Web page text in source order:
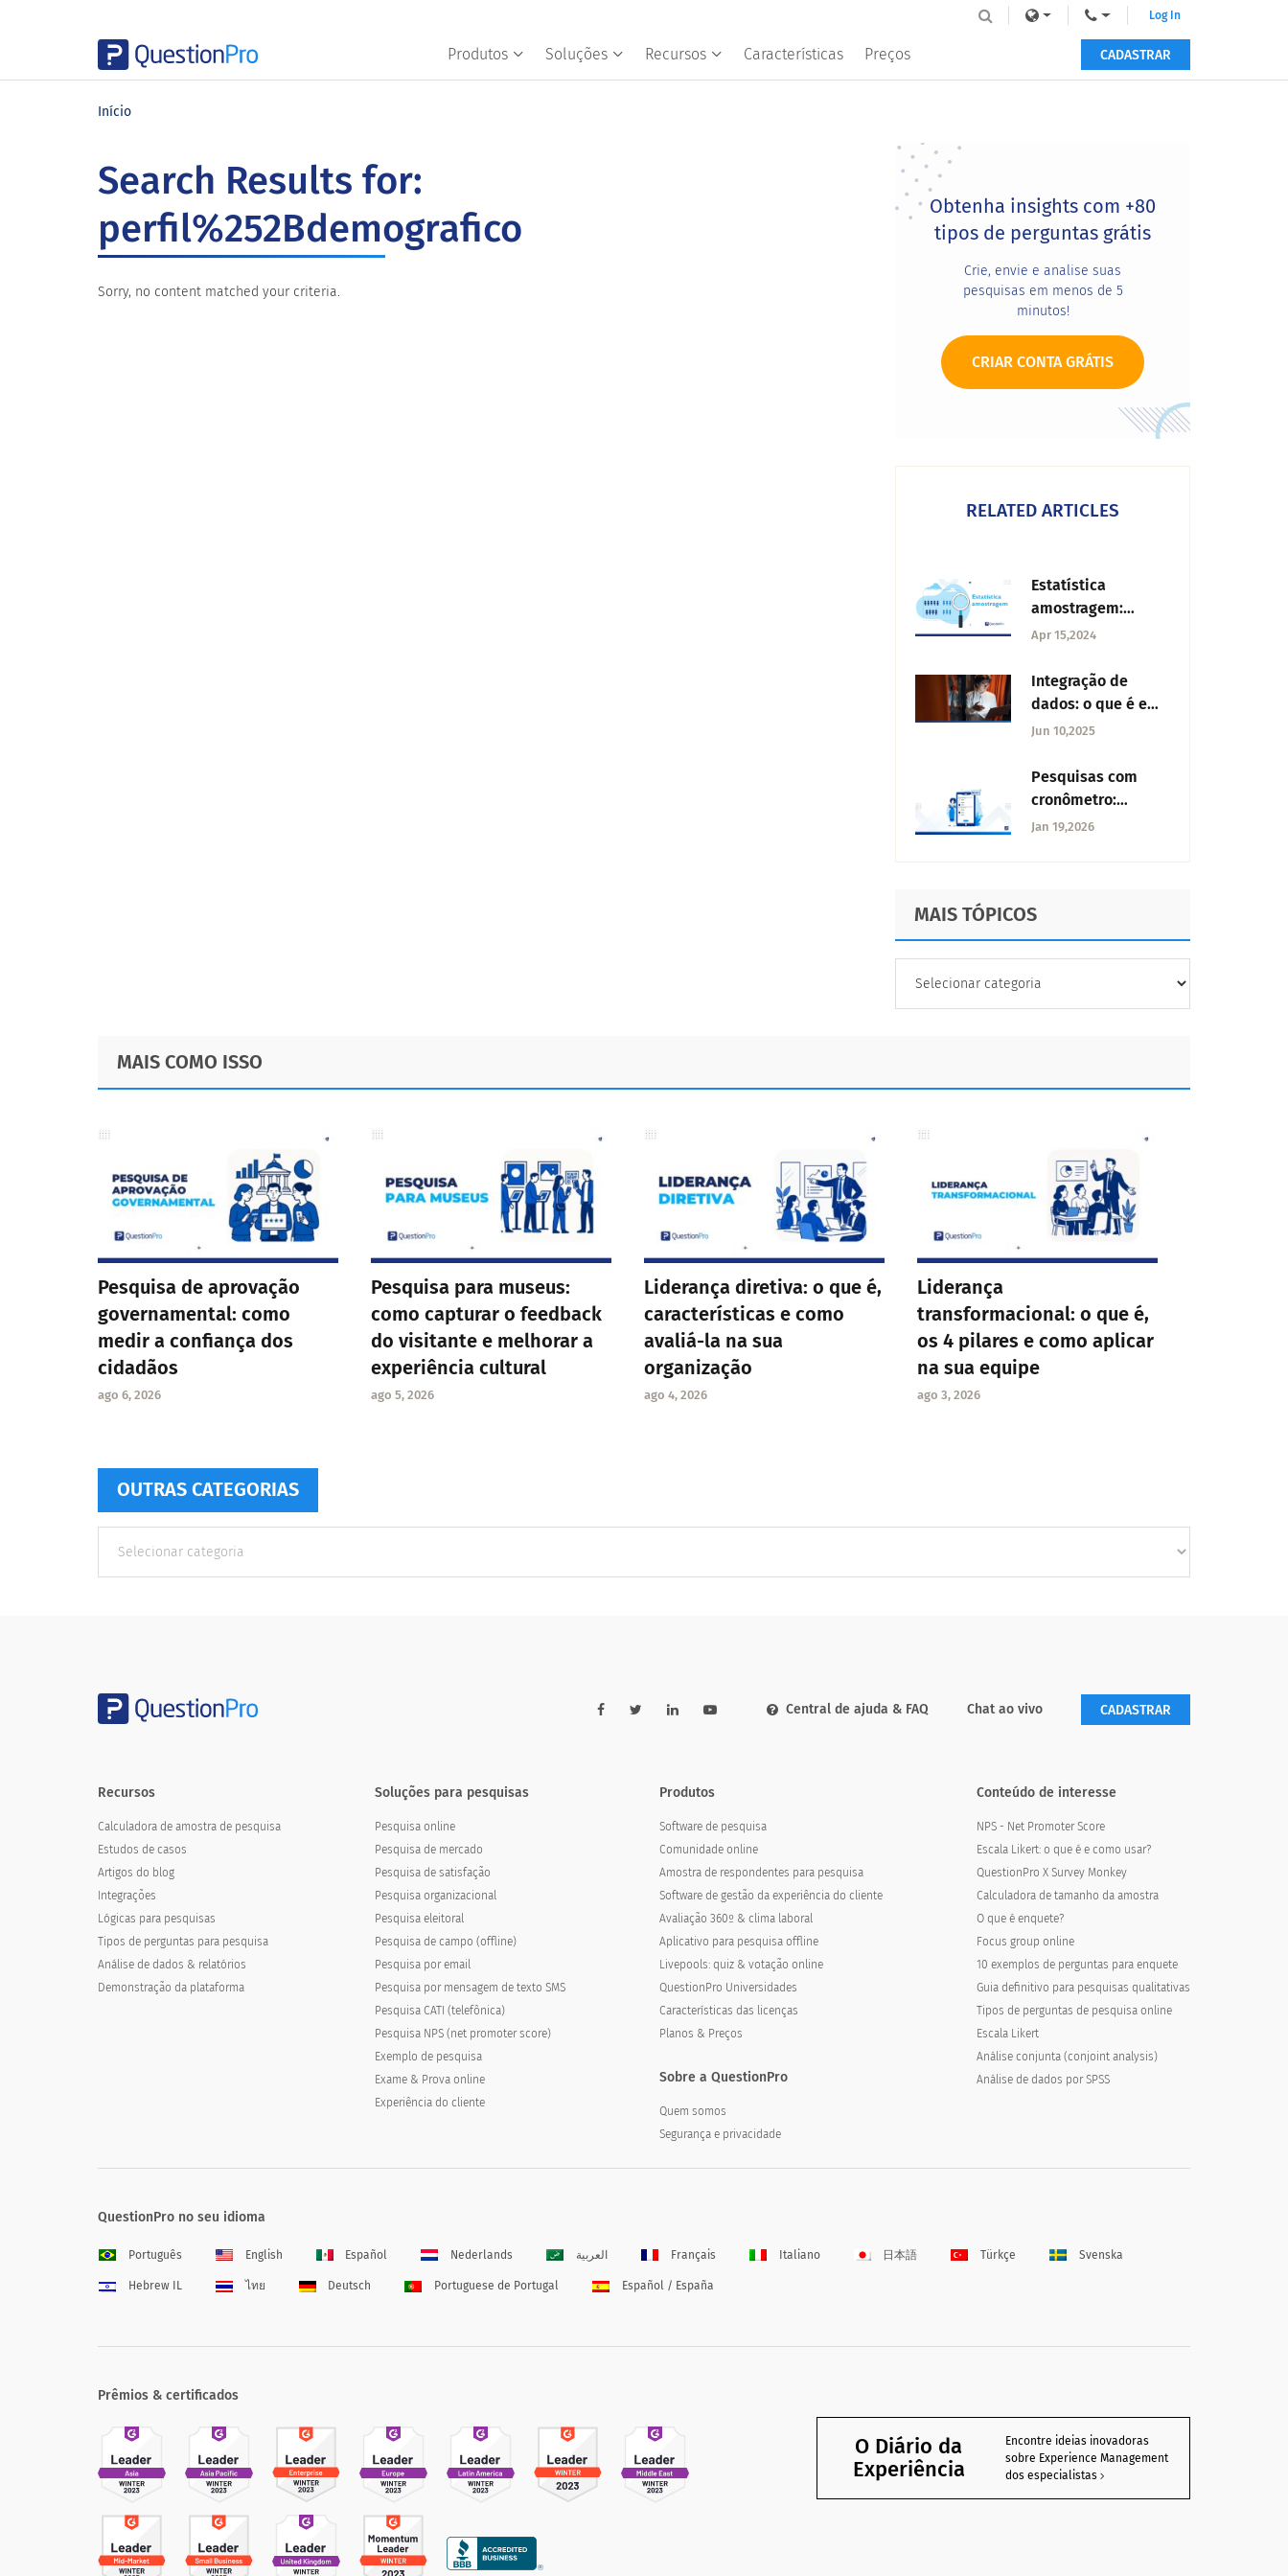
Produtos Soluções Recursos Características Preços
Log In
CADASTRAR
Início
Search Results for:
perfil%252Bdemografico
Sorry, no content matched your criteria.
Primary
Sidebar
Obtenha insights com +80
tipos de perguntas grátis
Crie, envie e analise suas
pesquisas em menos de 5
minutos!
CRIAR CONTA GRÁTIS
RELATED ARTICLES
Estatística
amostragem:
definição, fórmula
Apr 15,2024
Integração de
dados: o que é e
como funciona
Jun 10,2025
Pesquisas com
cronômetro:
quando utilizar?
Jan 19,2026
MAIS TÓPICOS
TÓPICOS
MAIS COMO ISSO
Pesquisa de aprovação
governamental: como
medir a confiança dos
cidadãos
ago 6, 2026
Pesquisa para museus:
como capturar o feedback
do visitante e melhorar a
experiência cultural
ago 5, 2026
Liderança diretiva: o que é,
características e como
avaliá-la na sua
organização
ago 4, 2026
Liderança
transformacional: o que é,
os 4 pilares e como aplicar
na sua equipe
ago 3, 2026
OUTRAS CATEGORIAS
Categorias
Central de ajuda & FAQ Chat ao vivo CADASTRAR
Recursos
Calculadora de amostra de pesquisa
Estudos de casos
Artigos do blog
Integrações
Lógicas para pesquisas
Tipos de perguntas para pesquisa
Análise de dados & relatórios
Demonstração da plataforma
Soluções para pesquisas
Pesquisa online
Pesquisa de mercado
Pesquisa de satisfação
Pesquisa organizacional
Pesquisa eleitoral
Pesquisa de campo (offline)
Pesquisa por email
Pesquisa por mensagem de texto SMS
Pesquisa CATI (telefônica)
Pesquisa NPS (net promoter score)
Exemplo de pesquisa
Exame & Prova online
Experiência do cliente
Produtos
Software de pesquisa
Comunidade online
Amostra de respondentes para pesquisa
Software de gestão da experiência do cliente
Avaliação 360º & clima laboral
Aplicativo para pesquisa offline
Livepools: quiz & votação online
QuestionPro Universidades
Características das licenças
Planos & Preços
Sobre a QuestionPro
Quem somos
Segurança e privacidade
Conteúdo de interesse
NPS - Net Promoter Score
Escala Likert: o que é e como usar?
QuestionPro X Survey Monkey
Calculadora de tamanho da amostra
O que é enquete?
Focus group online
10 exemplos de perguntas para enquete
Guia definitivo para pesquisas qualitativas
Tipos de perguntas de pesquisa online
Escala Likert
Análise conjunta (conjoint analysis)
Análise de dados por SPSS
QuestionPro no seu idioma
Português English Español Nederlands العربية Français Italiano 日本語 Türkçe Svenska
Hebrew IL ไทย Deutsch Portuguese de Portugal Español / España
Prêmios & certificados
O Diário da
Experiência
Encontre ideias inovadoras
sobre Experience Management
dos especialistas